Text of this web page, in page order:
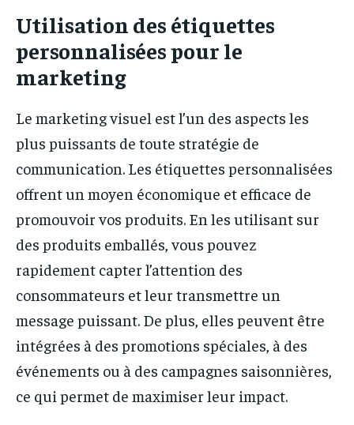
Utilisation des étiquettes
personnalisées pour le
marketing
Le marketing visuel est l’un des aspects les
plus puissants de toute stratégie de
communication. Les étiquettes personnalisées
offrent un moyen économique et efficace de
promouvoir vos produits. En les utilisant sur
des produits emballés, vous pouvez
rapidement capter l’attention des
consommateurs et leur transmettre un
message puissant. De plus, elles peuvent être
intégrées à des promotions spéciales, à des
événements ou à des campagnes saisonnières,
ce qui permet de maximiser leur impact.